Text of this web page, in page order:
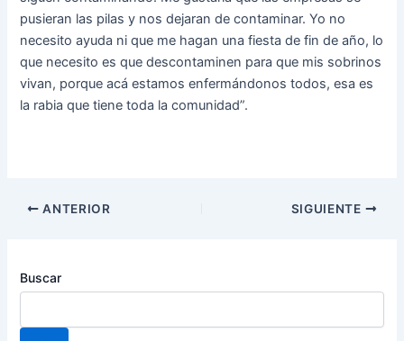
pusieran las pilas y nos dejaran de contaminar. Yo no
necesito ayuda ni que me hagan una fiesta de fin de año, lo
que necesito es que descontaminen para que mis sobrinos
vivan, porque acá estamos enfermándonos todos, esa es
la rabia que tiene toda la comunidad”.
ANTERIOR SIGUIENTE
Buscar